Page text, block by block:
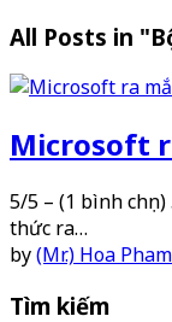
All Posts in
Microsoft
5/5 – (1 bình
thức ra…
by(Mr.) Hoa Pham
Tìm kiếm